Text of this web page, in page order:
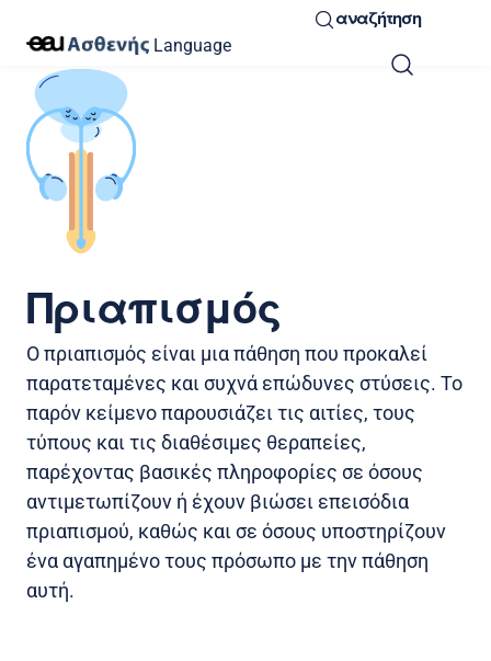
Language
αναζήτηση
Πριαπισμός
Ο πριαπισμός είναι μια πάθηση που προκαλεί
παρατεταμένες και συχνά επώδυνες στύσεις. Το
παρόν κείμενο παρουσιάζει τις αιτίες, τους
τύπους και τις διαθέσιμες θεραπείες,
παρέχοντας βασικές πληροφορίες σε όσους
αντιμετωπίζουν ή έχουν βιώσει επεισόδια
πριαπισμού, καθώς και σε όσους υποστηρίζουν
ένα αγαπημένο τους πρόσωπο με την πάθηση
αυτή.